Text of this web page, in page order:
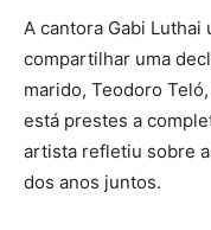
A cantora Gabi Luthai
compartilhar uma
marido, Teodoro Teló
está prestes a
artista refletiu sobre
dos anos juntos.